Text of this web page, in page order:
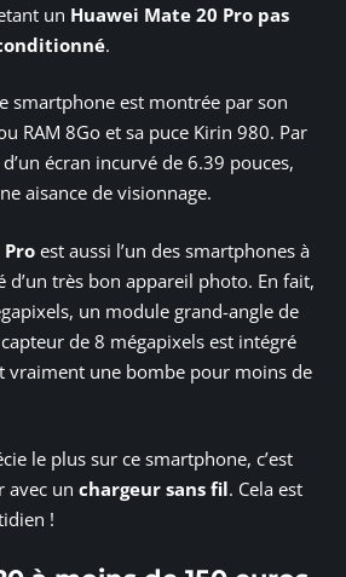
un Huawei Mate 20 Pro pas
.
smartphone est montrée par son
RAM 8Go et sa puce Kirin 980. Par
écran incurvé de 6.39 pouces,
aisance de visionnage.
est aussi l’un des smartphones à
très bon appareil photo. En fait,
un module grand-angle de
de 8 mégapixels est intégré
vraiment une bombe pour moins de
le plus sur ce smartphone, c’est
avec un chargeur sans fil. Cela est
!